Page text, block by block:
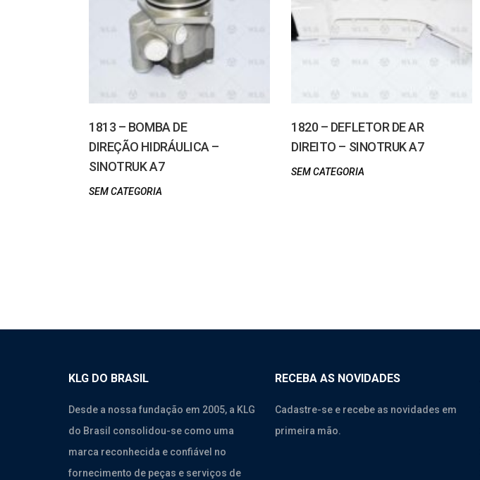
1813 – BOMBA DE
DIREÇÃO HIDRÁULICA –
SINOTRUK A7
SEM CATEGORIA
1820 – DEFLETOR DE AR
DIREITO – SINOTRUK A7
SEM CATEGORIA
KLG DO BRASIL
Desde a nossa fundação em 2005, a KLG
do Brasil consolidou-se como uma
marca reconhecida e confiável no
fornecimento de peças e serviços de
RECEBA AS NOVIDADES
Cadastre-se e recebe as novidades em
primeira mão.